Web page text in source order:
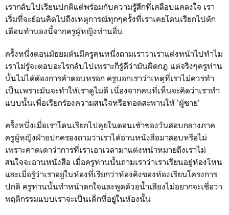
เรากลับไปเรียนปกติแต่พร้อมกับความรู้ัสึกที่เคลือบแคลงใจ เรา
เริ่มที่จะย้อนคิดไปถึงเหตุการณ์ทุกๆครั้งที่เราเคยโดนเรียกไปตัก
เตือนทำนองนี้จากครูผู้หญิงท่านอื่น
ครั้งหนึ่งตอนมัธยมต้นมีครูคนหนึ่งถามเราว่าเราแต่งหน้าไปทำไม
เราไม่รู้จะตอบอะไรกลับไปเพราะก็รู้ดีว่ามันผิดกฎ แต่จริงๆครูท่าน
นั้นไม่ได้ต้องการคำตอบหรอก ครูบอกเราว่าเหตุที่เราไม่ควรทำ
เป็นเพราะมันจะทำให้เราดูไม่ดี เนื่องจากคนที่เห็นจะคิดว่าเราทำ
แบบนั้นเพื่อเรียกร้องความสนใจหรือทอดสะพานให้ 'ผู้ชาย'
ครั้งหนึ่งเมื่อเราโดนเรียกไปคุยในตอนเช้าของวันสอบกลางภาค
ครูผู้หญิงฝ่ายปกครองถามว่าเราได้อ่านหนังสือมาสอบหรือไม่
เพราะคาดเดาว่าการที่เราเอาเวลามาแต่งหน้าหมายถึงเราไม่
สนใจจะอ่านหนังสือ เมื่อครูท่านนั้นถามเราว่าเราเรียนอยู่ห้องไหน
และเมื่อรู้ว่าเราอยู่ในห้องที่เรียกว่าห้องคิงของห้องเรียนโครงการ
ปกติ ครูท่านนั้นทำหน้าตกใจและพูดด้วยน้ำเสียงไม่อยากจะเชื่อว่า
พฤติกรรมแบบเราจะเป็นเด็กที่อยู่ในห้องนั้น